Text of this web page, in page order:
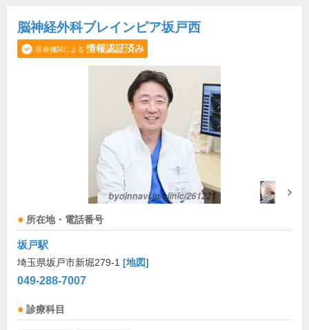
脳神経外科ブレインピア坂戸西
医療機関による 情報認証済み
所在地・電話番号
坂戸駅
埼玉県坂戸市新堀279-1 [地図]
049-288-7007
診療科目